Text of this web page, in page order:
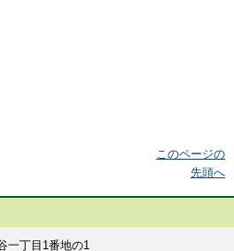
このページの
先頭へ
丁目1番地の1